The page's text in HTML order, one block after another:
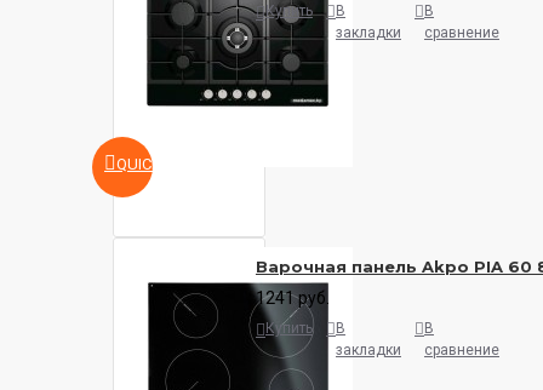
QUICKVIEW
Купить
В
закладки
В
сравнение
Варочная панель Akpo PIA 60
1241 руб.
Купить
В
закладки
В
сравнение